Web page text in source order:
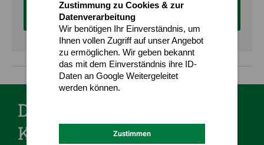
Weiter zum Angebotsformular
Der Gartengestaltung-
Koch Newsletter
Zustimmung zu Cookies & zur
Datenverarbeitung
Wir benötigen Ihr Einverständnis, um
Ihnen vollen Zugriff auf unser Angebot
zu ermöglichen. Wir geben bekannt
das mit dem Einverständnis ihre ID-
Daten an Google Weitergeleitet
werden können.
Zustimmen